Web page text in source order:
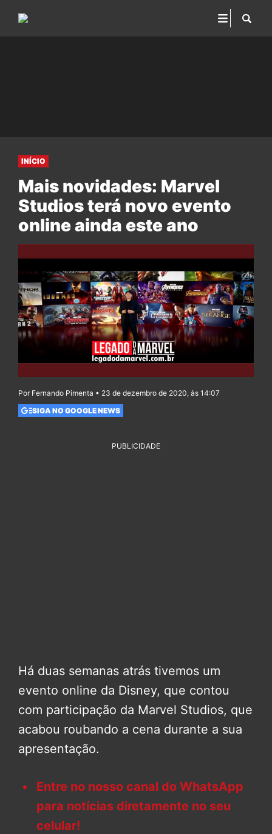
INÍCIO
Mais novidades: Marvel
Studios terá novo evento
online ainda este ano
Por Fernando Pimenta • 23 de dezembro de 2020, às 14:07
SIGA NO GOOGLE NEWS
PUBLICIDADE
Há duas semanas atrás tivemos um
evento online da Disney, que contou
com participação da Marvel Studios, que
acabou roubando a cena durante a sua
apresentação.
Entre no nosso canal do WhatsApp
para notícias diretamente no seu
celular!